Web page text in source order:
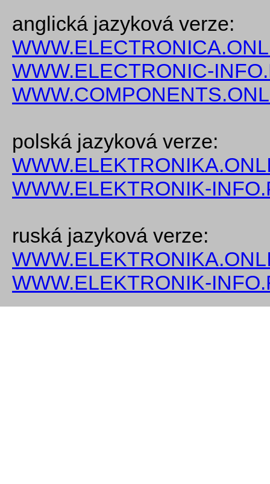
anglická jazyková verze:
WWW.ELECTRONIC-
polská jazyková verze:
WWW.ELEKTRONIK-
ruská jazyková verze:
WWW.ELEKTRONIK-